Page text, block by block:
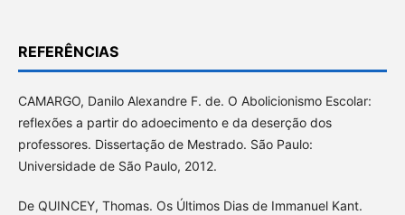
REFERÊNCIAS
CAMARGO, Danilo Alexandre F. de. O Abolicionismo Escolar:
reflexões a partir do adoecimento e da deserção dos
professores. Dissertação de Mestrado. São Paulo:
Universidade de São Paulo, 2012.
De QUINCEY, Thomas. Os Últimos Dias de Immanuel Kant.